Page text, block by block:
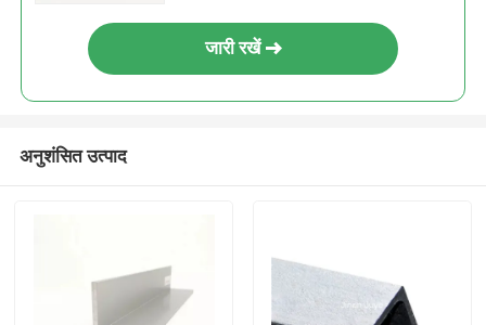
जारी रखें
अनुशंसित उत्पाद